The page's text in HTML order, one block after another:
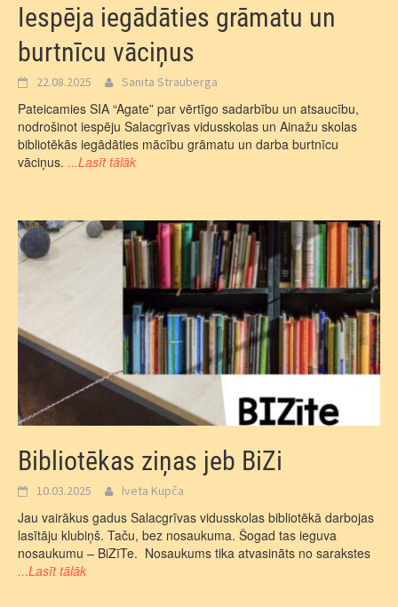
Iespēja iegādāties grāmatu un
burtnīcu vāciņus
22.08.2025 Sanita Strauberga
Pateicamies SIA “Agate” par vērtīgo sadarbību un atsaucību,
nodrošinot iespēju Salacgrīvas vidusskolas un Ainažu skolas
bibliotēkās iegādāties mācību grāmatu un darba burtnīcu
vāciņus. ...Lasīt tālāk
Bibliotēkas ziņas jeb BiZi
10.03.2025 Iveta Kupča
Jau vairākus gadus Salacgrīvas vidusskolas bibliotēkā darbojas
lasītāju klubiņš. Taču, bez nosaukuma. Šogad tas ieguva
nosaukumu – BiZīTe. Nosaukums tika atvasināts no sarakstes
...Lasīt tālāk